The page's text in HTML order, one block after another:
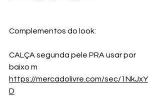
Complementos do look:
CALÇA segunda pele PRA usar por
baixo m
https://mercadolivre.com/sec/1NkJxY
D